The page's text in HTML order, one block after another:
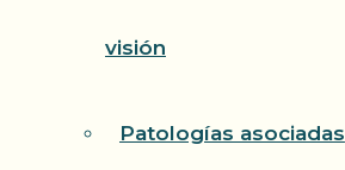
visión
Patologías asociadas